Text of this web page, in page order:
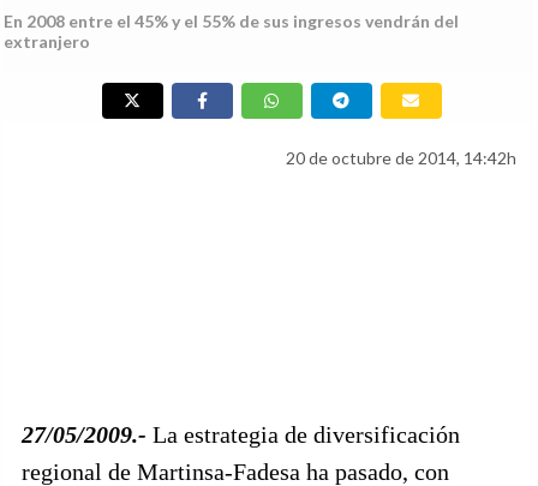
En 2008 entre el 45% y el 55% de sus ingresos vendrán del
extranjero
20 de octubre de 2014, 14:42h
27/05/2009.- La estrategia de diversificación
regional de Martinsa-Fadesa ha pasado, con